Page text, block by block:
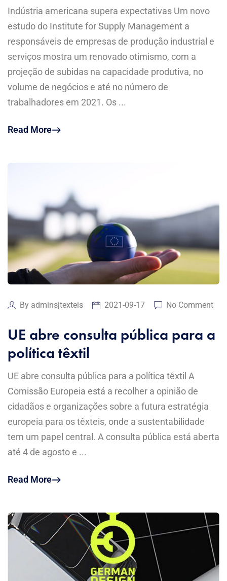
Indústria americana supera expectativas Um novo
estudo do Institute for Supply Management a
responsáveis de empresas de produção industrial e
serviços mostra um renovado otimismo, com a
projeção de subidas na capacidade produtiva, no
volume de negócios e até no número de
trabalhadores em 2021. Os ...
Read More
By adminsjtexteis 2021-09-17 No Comment
UE abre consulta pública para a
política têxtil
UE abre consulta pública para a política têxtil A
Comissão Europeia está a recolher a opinião de
cidadãos e organizações sobre a futura estratégia
europeia para os têxteis, onde a sustentabilidade
tem um papel central. A consulta pública está aberta
até 4 de agosto e ...
Read More